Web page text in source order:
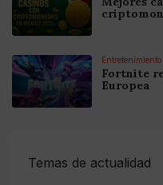
Entretenimiento
Fortnite
Europea
Temas de actualidad